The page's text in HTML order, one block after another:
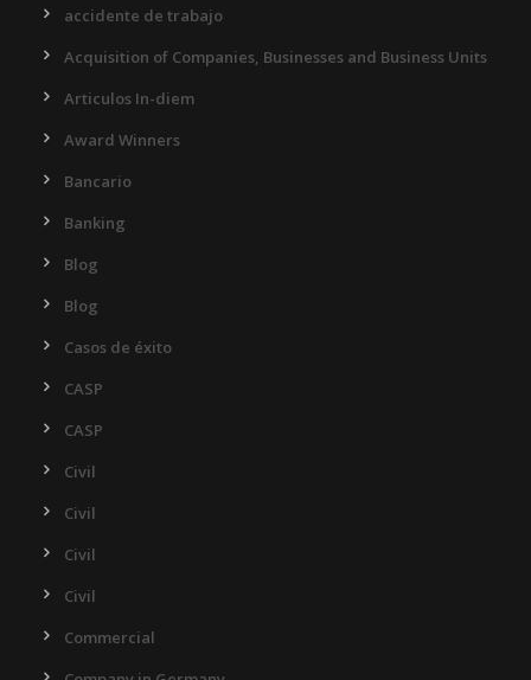
accidente de trabajo
Acquisition of Companies, Businesses and Business Units
Articulos In-diem
Award Winners
Bancario
Banking
Blog
Blog
Casos de éxito
CASP
CASP
Civil
Civil
Civil
Civil
Commercial